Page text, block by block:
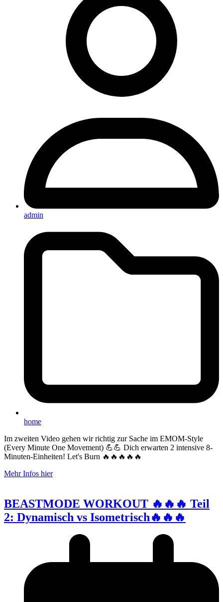
admin
home
Im zweiten Video gehen wir richtig zur Sache im EMOM-Style
(Every Minute One Movement) 💪💪 Dich erwarten 2 intensive 8-
Minuten-Einheiten! Let's Burn 🔥🔥🔥🔥🔥
Mehr Infos hier
BEASTMODE WORKOUT 🔥🔥🔥 Teil
2: Dynamisch vs Isometrisch🔥🔥🔥